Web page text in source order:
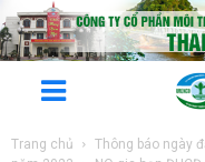
Trang chủ
Thông báo ngày